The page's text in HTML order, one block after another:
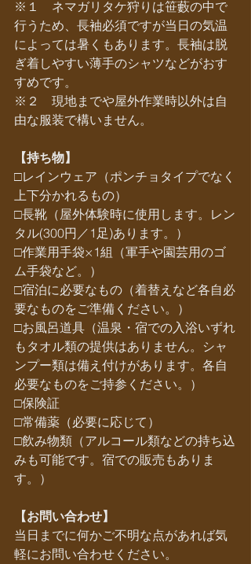
※１　ネマガリタケ狩りは笹藪の中で
行うため、長袖必須ですが当日の気温
によっては暑くもあります。長袖は脱
ぎ着しやすい薄手のシャツなどがおす
すめです。
※２　現地までや屋外作業時以外は自
由な服装で構いません。
【持ち物】
□レインウェア（ポンチョタイプでなく
上下分かれるもの）
□長靴（屋外体験時に使用します。レン
タル(300円／1足)あります。）
□作業用手袋×1組（軍手や園芸用のゴ
ム手袋など。）
□宿泊に必要なもの（着替えなど各自必
要なものをご準備ください。）
□お風呂道具（温泉・宿での入浴いずれ
もタオル類の提供はありません。シャ
ンプー類は備え付けがあります。各自
必要なものをご持参ください。）
□保険証
□常備薬（必要に応じて）
□飲み物類（アルコール類などの持ち込
みも可能です。宿での販売もありま
す。）
【お問い合わせ】
当日までに何かご不明な点があれば気
軽にお問い合わせください。